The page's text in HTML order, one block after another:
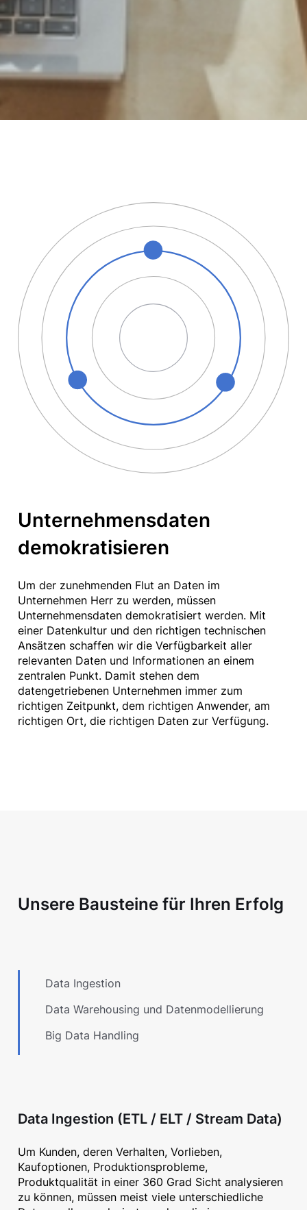
Unternehmensdaten
demokratisieren
Um der zunehmenden Flut an Daten im
Unternehmen Herr zu werden, müssen
Unternehmensdaten demokratisiert werden. Mit
einer Datenkultur und den richtigen technischen
Ansätzen schaffen wir die Verfügbarkeit aller
relevanten Daten und Informationen an einem
zentralen Punkt. Damit stehen dem
datengetriebenen Unternehmen immer zum
richtigen Zeitpunkt, dem richtigen Anwender, am
richtigen Ort, die richtigen Daten zur Verfügung.
Unsere Bausteine für Ihren Erfolg
Data Ingestion
Data Warehousing und Datenmodellierung
Big Data Handling
Data Ingestion (ETL / ELT / Stream Data)
Um Kunden, deren Verhalten, Vorlieben,
Kaufoptionen, Produktionsprobleme,
Produktqualität in einer 360 Grad Sicht analysieren
zu können, müssen meist viele unterschiedliche